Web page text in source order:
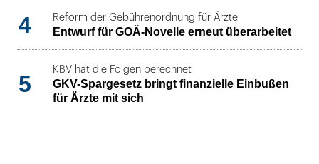
4 Reform der Gebührenordnung für Ärzte
Entwurf für GOÄ-Novelle erneut überarbeitet
5
KBV hat die Folgen berechnet
GKV-Spargesetz bringt finanzielle Einbußen
für Ärzte mit sich